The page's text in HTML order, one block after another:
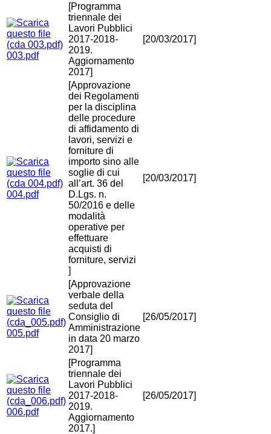
003.pdf
[Programma
triennale dei
Lavori Pubblici
2017-2018-
2019.
Aggiornamento
2017]
[20/03/2017]
004.pdf
[Approvazione
dei Regolamenti
per la disciplina
delle procedure
di affidamento di
lavori, servizi e
forniture di
importo sino alle
soglie di cui
all’art. 36 del
D.Lgs. n.
50/2016 e delle
modalità
operative per
effettuare
acquisti di
forniture, servizi
]
[20/03/2017]
005.pdf
[Approvazione
verbale della
seduta del
Consiglio di
Amministrazione
in data 20 marzo
2017]
[26/05/2017]
006.pdf
[Programma
triennale dei
Lavori Pubblici
2017-2018-
2019.
Aggiornamento
2017.]
[26/05/2017]